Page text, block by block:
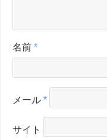
名前 *
メール *
サイト